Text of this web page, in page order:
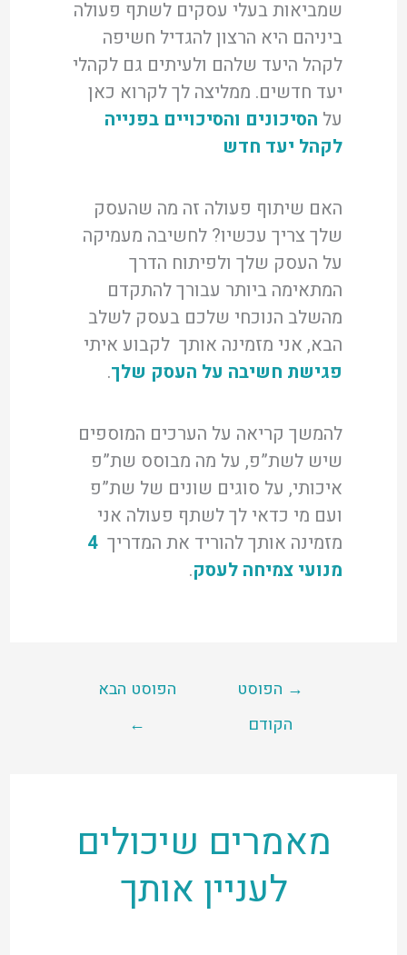
שמביאות בעלי עסקים לשתף פעולה
ביניהם היא הרצון להגדיל חשיפה
לקהל היעד שלהם ולעיתים גם לקהלי
יעד חדשים. ממליצה לך לקרוא כאן
על הסיכונים והסיכויים בפנייה
לקהל יעד חדש
האם שיתוף פעולה זה מה שהעסק
שלך צריך עכשיו? לחשיבה מעמיקה
על העסק שלך ולפיתוח הדרך
המתאימה ביותר עבורך להתקדם
מהשלב הנוכחי שלכם בעסק לשלב
הבא, אני מזמינה אותך לקבוע איתי
פגישת חשיבה על העסק שלך.
להמשך קריאה על הערכים המוספים
שיש לשת”פ, על מה מבוסס שת”פ
איכותי, על סוגים שונים של שת”פ
ועם מי כדאי לך לשתף פעולה אני
מזמינה אותך להוריד את המדריך 4
מנועי צמיחה לעסק.
→ הפוסט
הקודם
הפוסט הבא
←
מאמרים שיכולים
לעניין אותך